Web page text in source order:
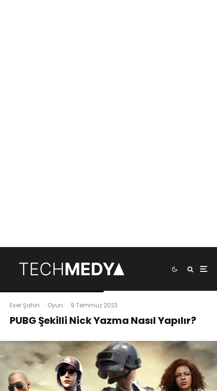
Eser Şahin · Oyun · 9 Temmuz 2023
PUBG Şekilli Nick Yazma Nasıl Yapılır?